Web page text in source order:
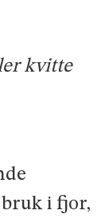
kvitte
i fjor,